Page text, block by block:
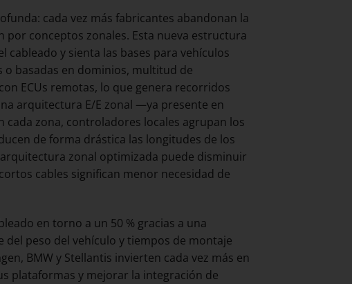
cada vez más fabricantes abandonan la
conceptos zonales. Esta nueva estructura
cableado y sienta las bases para vehículos
o basadas en dominios, multitud de
ECUs remotas, lo que genera recorridos
arquitectura E/E zonal —ya presente en
cada zona, controladores locales agrupan los
de forma drástica las longitudes de los
zonal optimizada puede disminuir
cables significan menor necesidad de
en torno a un 50 % gracias a una
peso del vehículo y tiempos de montaje
BMW y Stellantis invierten cada vez más en
plataformas y mejorar la integración de